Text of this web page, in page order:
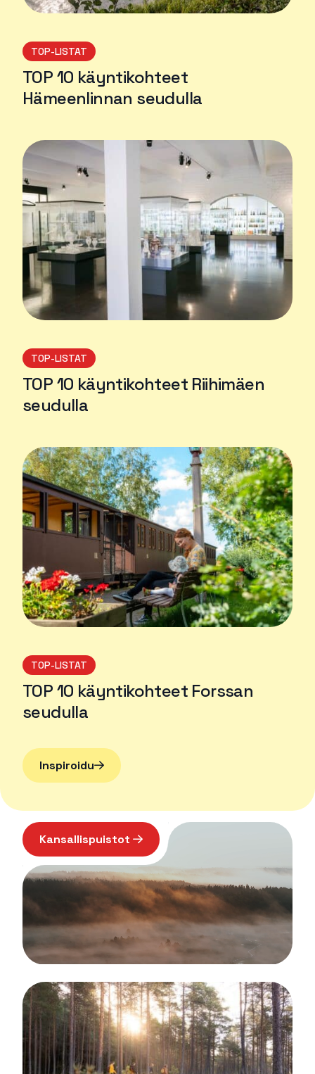
TOP-LISTAT
TOP 10 käyntikohteet
Hämeenlinnan seudulla
TOP-LISTAT
TOP 10 käyntikohteet Riihimäen
seudulla
TOP-LISTAT
TOP 10 käyntikohteet Forssan
seudulla
Inspiroidu
Kansallispuistot